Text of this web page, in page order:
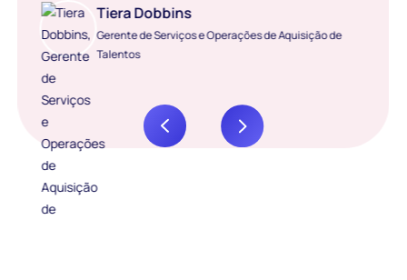
Tiera Dobbins
Gerente de Serviços e Operações de Aquisição de
Talentos